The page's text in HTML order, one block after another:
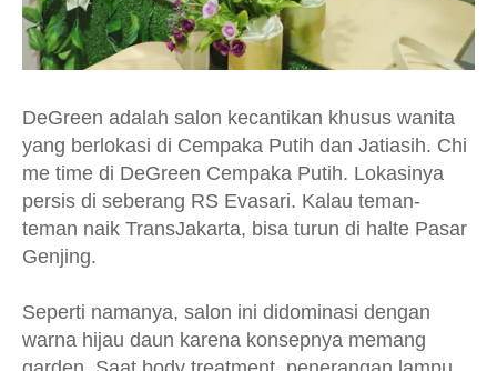
DeGreen adalah salon kecantikan khusus wanita
yang berlokasi di Cempaka Putih dan Jatiasih. Chi
me time di DeGreen Cempaka Putih. Lokasinya
persis di seberang RS Evasari. Kalau teman-
teman naik TransJakarta, bisa turun di halte Pasar
Genjing.
Seperti namanya, salon ini didominasi dengan
warna hijau daun karena konsepnya memang